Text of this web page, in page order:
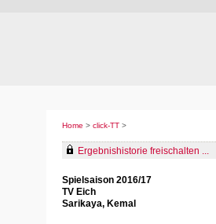
Home > click-TT >
Ergebnishistorie freischalten ...
Spielsaison 2016/17
TV Eich
Sarikaya, Kemal